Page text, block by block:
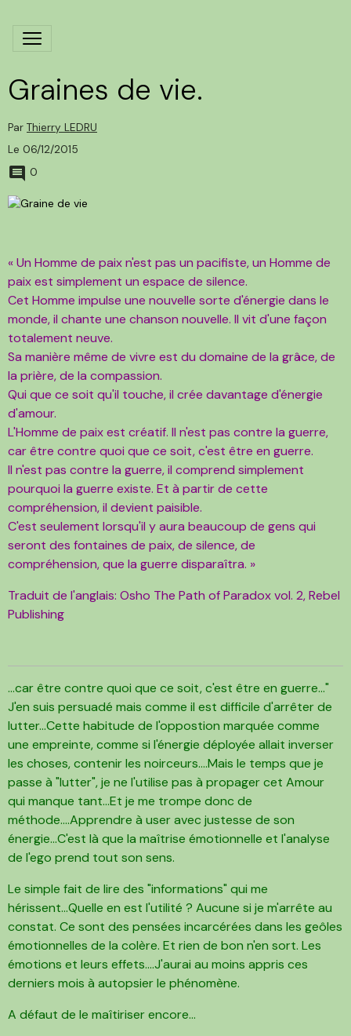
Graines de vie.
Par Thierry LEDRU
Le 06/12/2015
0
« Un Homme de paix n'est pas un pacifiste, un Homme de
paix est simplement un espace de silence.
Cet Homme impulse une nouvelle sorte d'énergie dans le
monde, il chante une chanson nouvelle. Il vit d'une façon
totalement neuve.
Sa manière même de vivre est du domaine de la grâce, de
la prière, de la compassion.
Qui que ce soit qu'il touche, il crée davantage d'énergie
d'amour.
L'Homme de paix est créatif. Il n'est pas contre la guerre,
car être contre quoi que ce soit, c'est être en guerre.
Il n'est pas contre la guerre, il comprend simplement
pourquoi la guerre existe. Et à partir de cette
compréhension, il devient paisible.
C'est seulement lorsqu'il y aura beaucoup de gens qui
seront des fontaines de paix, de silence, de
compréhension, que la guerre disparaîtra. »
Traduit de l'anglais: Osho The Path of Paradox vol. 2, Rebel
Publishing
...car être contre quoi que ce soit, c'est être en guerre..."
J'en suis persuadé mais comme il est difficile d'arrêter de
lutter...Cette habitude de l'oppostion marquée comme
une empreinte, comme si l'énergie déployée allait inverser
les choses, contenir les noirceurs....Mais le temps que je
passe à "lutter", je ne l'utilise pas à propager cet Amour
qui manque tant...Et je me trompe donc de
méthode....Apprendre à user avec justesse de son
énergie...C'est là que la maîtrise émotionnelle et l'analyse
de l'ego prend tout son sens.
Le simple fait de lire des "informations" qui me
hérissent...Quelle en est l'utilité ? Aucune si je m'arrête au
constat. Ce sont des pensées incarcérées dans les geôles
émotionnelles de la colère. Et rien de bon n'en sort. Les
émotions et leurs effets....J'aurai au moins appris ces
derniers mois à autopsier le phénomène.
A défaut de le maîtiriser encore...